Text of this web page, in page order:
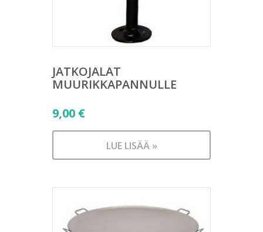
JATKOJALAT
MUURIKKAPANNULLE
9,00 €
LUE LISÄÄ »